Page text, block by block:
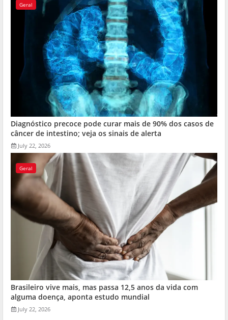
Geral
Diagnóstico precoce pode curar mais de 90% dos casos de
câncer de intestino; veja os sinais de alerta
July 22, 2026
Geral
Brasileiro vive mais, mas passa 12,5 anos da vida com
alguma doença, aponta estudo mundial
July 22, 2026